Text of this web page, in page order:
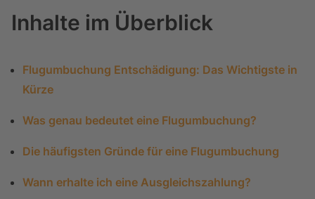
Inhalte im Überblick
Flugumbuchung Entschädigung: Das Wichtigste in
Kürze
Was genau bedeutet eine Flugumbuchung?
Die häufigsten Gründe für eine Flugumbuchung
Wann erhalte ich eine Ausgleichszahlung?